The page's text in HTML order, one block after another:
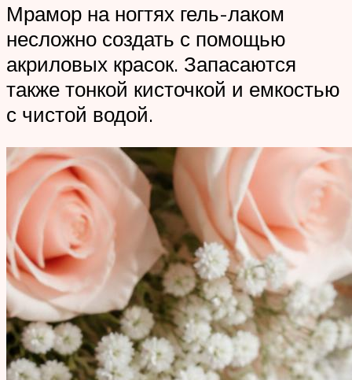
Мрамор на ногтях гель-лаком
несложно создать с помощью
акриловых красок. Запасаются
также тонкой кисточкой и емкостью
с чистой водой.